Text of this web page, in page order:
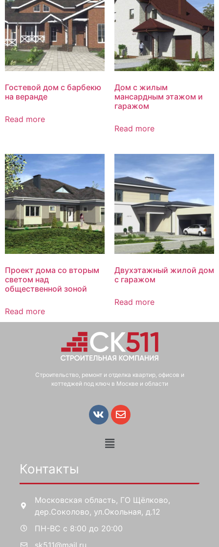
Гостевой дом с барбекю
на веранде
Read more
Дом с жилым
мансардным этажом и
гаражом
Read more
Проект дома со вторым
светом над
общественной зоной
Read more
Двухэтажный жилой дом
с гаражом
Read more
Строительство, ремонт и отделка квартир, офисов и
коттеджей под ключ в Москве и области
Контакты
Московская область, ГО Щёлково,
дер.Соколово, ул.Окольная, д.12
ПН-ВС с 8:00 до 20:00
sk511@mail.ru